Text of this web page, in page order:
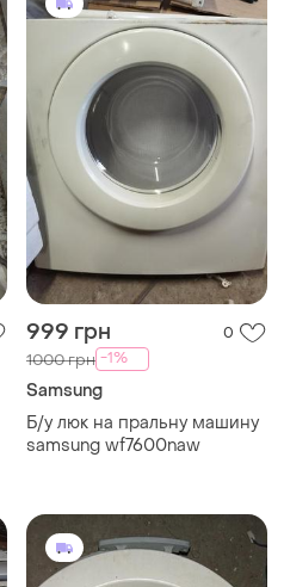
999 грн 0
1000 грн -1%
Samsung
Б/у люк на пральну машину
samsung wf7600naw